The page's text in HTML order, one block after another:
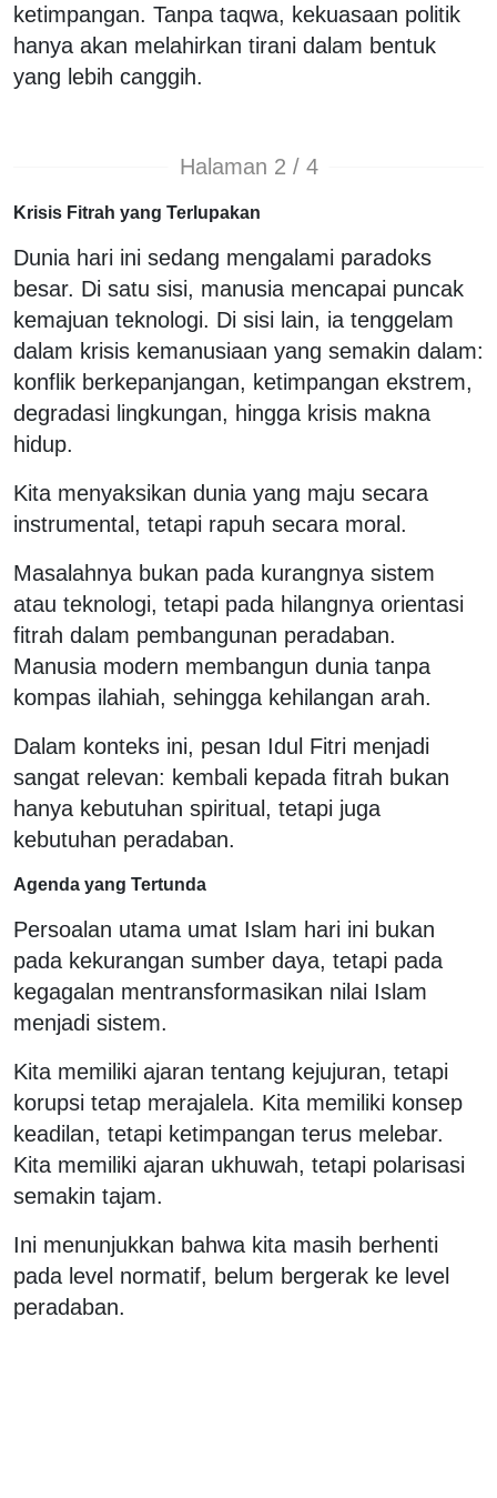
ketimpangan. Tanpa taqwa, kekuasaan politik
hanya akan melahirkan tirani dalam bentuk
yang lebih canggih.
Halaman 2 / 4
Krisis Fitrah yang Terlupakan
Dunia hari ini sedang mengalami paradoks
besar. Di satu sisi, manusia mencapai puncak
kemajuan teknologi. Di sisi lain, ia tenggelam
dalam krisis kemanusiaan yang semakin dalam:
konflik berkepanjangan, ketimpangan ekstrem,
degradasi lingkungan, hingga krisis makna
hidup.
Kita menyaksikan dunia yang maju secara
instrumental, tetapi rapuh secara moral.
Masalahnya bukan pada kurangnya sistem
atau teknologi, tetapi pada hilangnya orientasi
fitrah dalam pembangunan peradaban.
Manusia modern membangun dunia tanpa
kompas ilahiah, sehingga kehilangan arah.
Dalam konteks ini, pesan Idul Fitri menjadi
sangat relevan: kembali kepada fitrah bukan
hanya kebutuhan spiritual, tetapi juga
kebutuhan peradaban.
Agenda yang Tertunda
Persoalan utama umat Islam hari ini bukan
pada kekurangan sumber daya, tetapi pada
kegagalan mentransformasikan nilai Islam
menjadi sistem.
Kita memiliki ajaran tentang kejujuran, tetapi
korupsi tetap merajalela. Kita memiliki konsep
keadilan, tetapi ketimpangan terus melebar.
Kita memiliki ajaran ukhuwah, tetapi polarisasi
semakin tajam.
Ini menunjukkan bahwa kita masih berhenti
pada level normatif, belum bergerak ke level
peradaban.